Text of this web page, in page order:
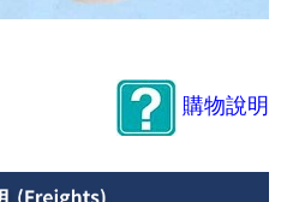
購物說明